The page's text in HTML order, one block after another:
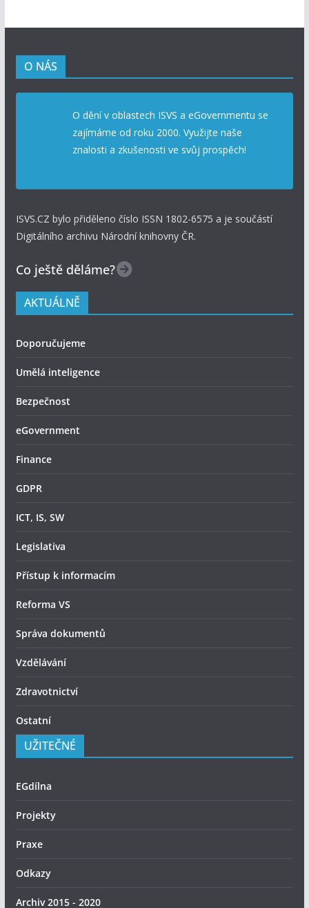
O NÁS
O dění v oblastech ISVS a eGovernmentu se
zajímáme od roku 2000. Využijte naše
znalosti a zkušenosti ve svůj prospěch!
ISVS.CZ bylo přiděleno číslo ISSN 1802-6575 a je součástí
Digitálního archivu Národní knihovny ČR.
Co ještě děláme?
AKTUÁLNĚ
Doporučujeme
Umělá inteligence
Bezpečnost
eGovernment
Finance
GDPR
ICT, IS, SW
Legislativa
Přístup k informacím
Reforma VS
Správa dokumentů
Vzdělávání
Zdravotnictví
Ostatní
UŽITEČNÉ
EGdílna
Projekty
Praxe
Odkazy
Archiv 2015 - 2020